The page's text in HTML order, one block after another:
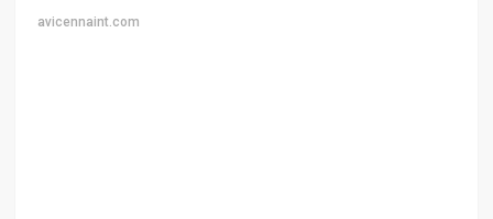
avicennaint.com